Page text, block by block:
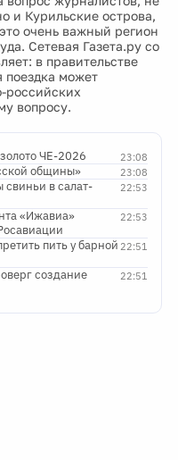
и Курильские острова,
очень важный регион
Сетевая Газета.ру со
в правительстве
поездка может
российских
вопросу.
23:08
ЧЕ-2026
23:08
общины»
22:53
свиньи в салат-
22:53
«Ижавиа»
22:51
пить у барной
22:51
создание